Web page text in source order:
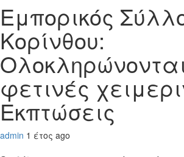
Εμπορικός
Κορίνθου:
φετινές
Εκπτώσεις
admin 1 έτος ago